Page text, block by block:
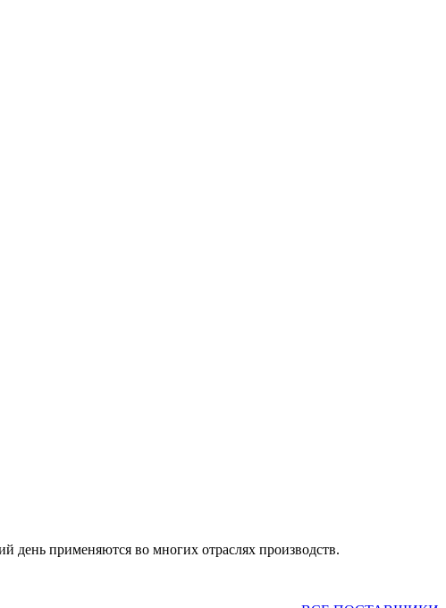
день применяются во многих отраслях производств.